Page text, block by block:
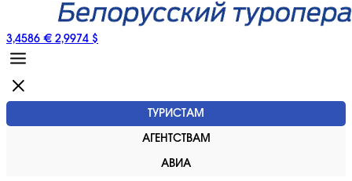
3,4586 € 2,9974 $
ТУРИСТАМ
АГЕНТСТВАМ
АВИА